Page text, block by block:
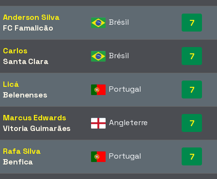
Anderson Silva
FC Famalicão
Brésil 7
Carlos
Santa Clara
Brésil 7
Licá
Belenenses
Portugal 7
Marcus Edwards
Vitoria Guimarães
Angleterre 7
Rafa Silva
Benfica
Portugal 7